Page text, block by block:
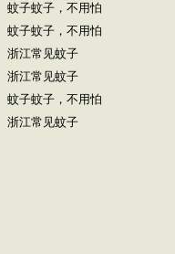
蚊子蚊子，不用怕
蚊子蚊子，不用怕
浙江常见蚊子
浙江常见蚊子
蚊子蚊子，不用怕
浙江常见蚊子